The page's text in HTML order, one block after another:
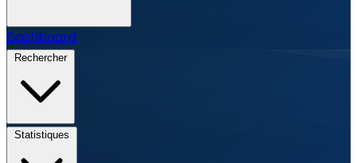
Dashboard
Rechercher
Statistiques